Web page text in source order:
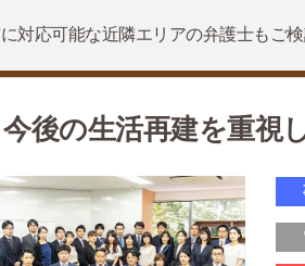
対応可能な近隣エリアの弁護士もご検
今後の生活再建を重視